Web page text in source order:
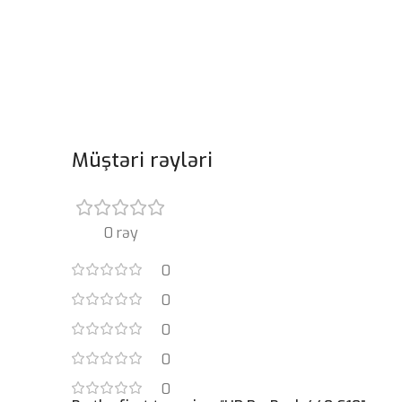
Müştəri rəyləri
0 rəy
0
0
0
0
0